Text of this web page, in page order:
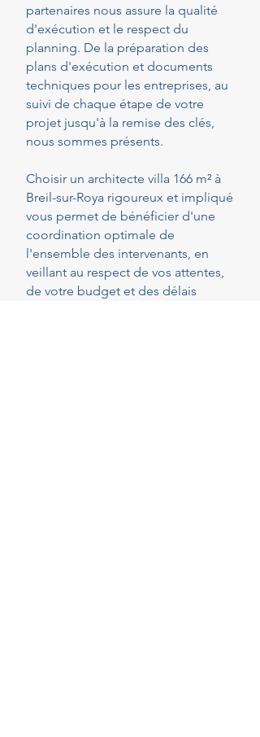
partenaires nous assure la qualité
d'exécution et le respect du
planning. De la préparation des
plans d'exécution et documents
techniques pour les entreprises, au
suivi de chaque étape de votre
projet jusqu'à la remise des clés,
nous sommes présents.
Choisir un architecte villa 166 m² à
Breil-sur-Roya rigoureux et impliqué
vous permet de bénéficier d'une
coordination optimale de
l'ensemble des intervenants, en
veillant au respect de vos attentes,
de votre budget et des délais